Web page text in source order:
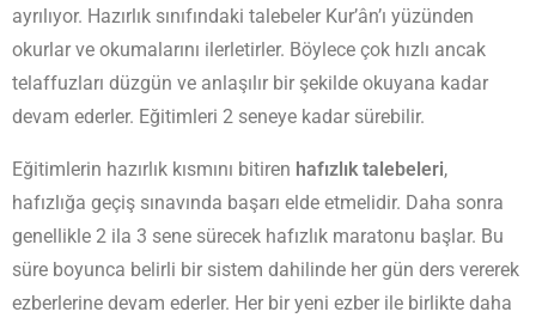
ayrılıyor. Hazırlık sınıfındaki talebeler Kur’ân’ı yüzünden
okurlar ve okumalarını ilerletirler. Böylece çok hızlı ancak
telaffuzları düzgün ve anlaşılır bir şekilde okuyana kadar
devam ederler. Eğitimleri 2 seneye kadar sürebilir.
Eğitimlerin hazırlık kısmını bitiren hafızlık talebeleri,
hafızlığa geçiş sınavında başarı elde etmelidir. Daha sonra
genellikle 2 ila 3 sene sürecek hafızlık maratonu başlar. Bu
süre boyunca belirli bir sistem dahilinde her gün ders vererek
ezberlerine devam ederler. Her bir yeni ezber ile birlikte daha